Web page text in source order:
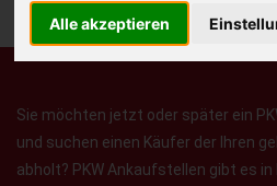
Alle akzeptieren
Sie möchten jetzt oder später ein
und suchen einen Käufer der Ihren
abholt? PKW Ankaufstellen gibt es